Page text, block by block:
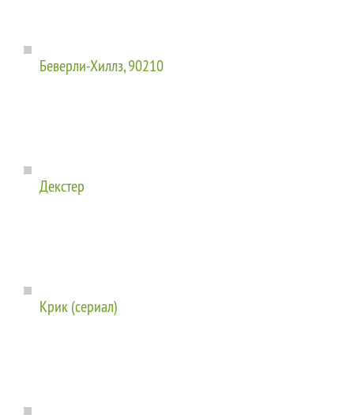
Беверли-Хиллз, 90210
Декстер
Крик (сериал)